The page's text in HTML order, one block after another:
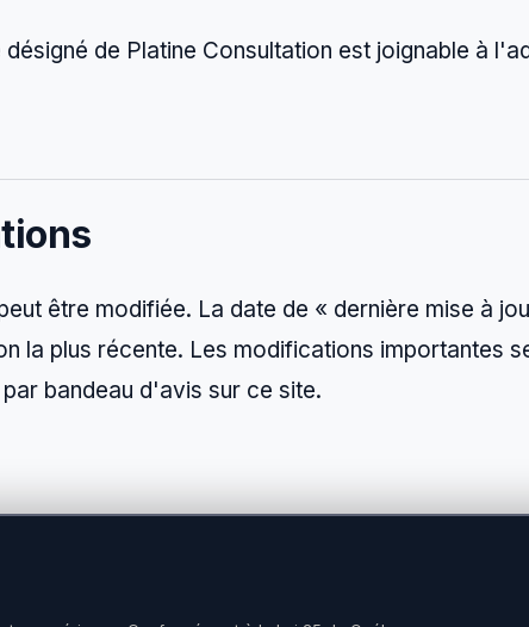
désigné de Platine Consultation est joignable à
être modifiée. La date de « dernière mise à
la plus récente. Les modifications importantes
bandeau d'avis sur ce site.